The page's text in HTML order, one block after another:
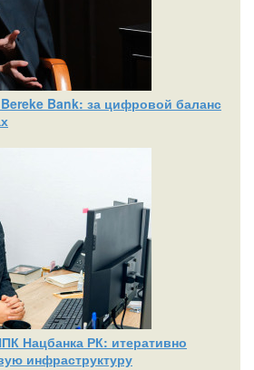
Bank: за цифровой баланс
Нацбанка РК: итеративно
инфраструктуру